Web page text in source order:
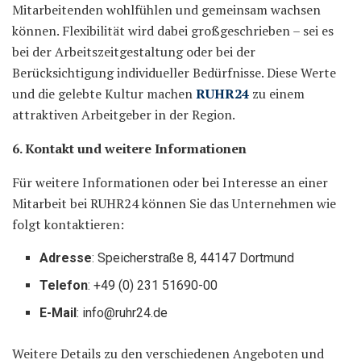
Mitarbeitenden wohlfühlen und gemeinsam wachsen
können. Flexibilität wird dabei großgeschrieben – sei es
bei der Arbeitszeitgestaltung oder bei der
Berücksichtigung individueller Bedürfnisse. Diese Werte
und die gelebte Kultur machenRUHR24 zu einem
attraktiven Arbeitgeber in der Region.
6. Kontakt und weitere Informationen
Für weitere Informationen oder bei Interesse an einer
Mitarbeit bei RUHR24 können Sie das Unternehmen wie
folgt kontaktieren:
Adresse: Speicherstraße 8, 44147 Dortmund
Telefon: +49 (0) 231 51690-00
E-Mail: info@ruhr24.de
Weitere Details zu den verschiedenen Angeboten und